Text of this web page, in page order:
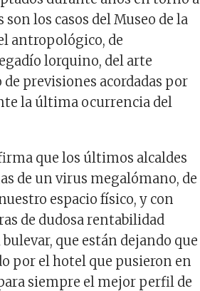
son los casos del Museo de la
antropológico, de
lorquino, del arte
previsiones acordadas por
la última ocurrencia del
que los últimos alcaldes
de un virus megalómano, de
espacio físico, y con
de dudosa rentabilidad
que están dejando que
por el hotel que pusieron en
siempre el mejor perfil de